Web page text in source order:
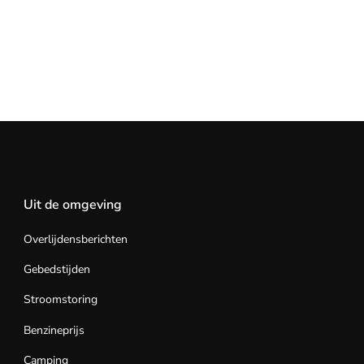
Uit de omgeving
Overlijdensberichten
Gebedstijden
Stroomstoring
Benzineprijs
Camping